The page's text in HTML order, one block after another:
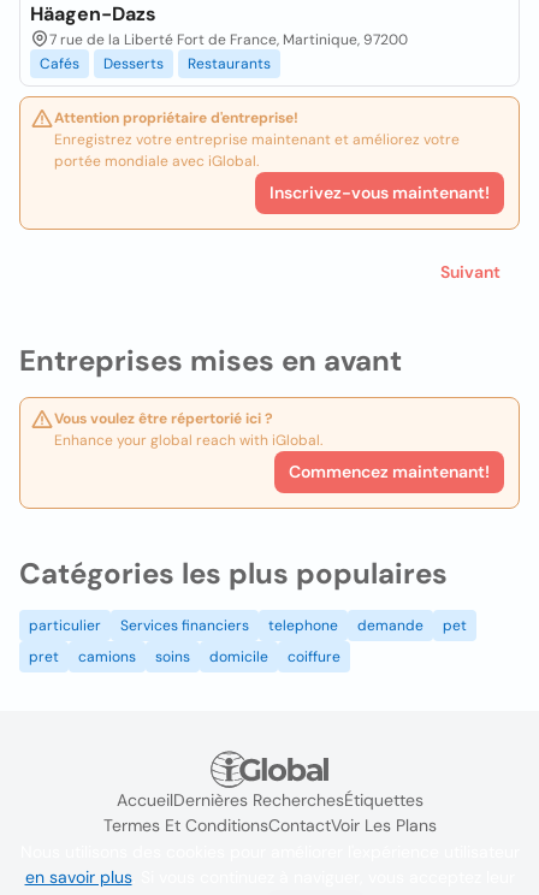
Entreprises mises en avant
Vous voulez être répertorié ici ?
Enhance your global reach with iGlobal.
Commencez maintenant!
Häagen-Dazs
7 rue de la Liberté Fort de France, Martinique, 97200
Cafés
Desserts Restaurants
Attention propriétaire d'entreprise!
Enregistrez votre entreprise maintenant et améliorez votre
portée mondiale avec iGlobal.
Inscrivez-vous maintenant!
Suivant
Catégories les plus populaires
particulier Services financiers telephone demande
pet
pret
camions soins domicile coiffure
AccueilDernières RecherchesÉtiquettes
Termes Et ConditionsContactVoir Les Plans
en savoir plus. Si vous continuez à naviguer, vous acceptez leur